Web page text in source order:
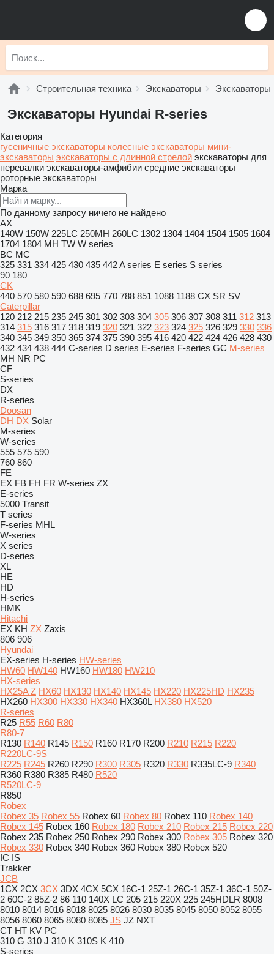
Строительная техника Экскаваторы Экскаваторы
Экскаваторы Hyundai R-series
Категория
гусеничные экскаваторы колесные экскаваторы мини-
экскаваторы экскаваторы с длинной стрелой экскаваторы для
перевалки экскаваторы-амфибии средние экскаваторы
роторные экскаваторы
Марка
По данному запросу ничего не найдено
AX
140W 150W 225LC 250MH 260LC 1302 1304 1404 1504 1505 1604
1704 1804 MH TW W series
BC MC
325 331 334 425 430 435 442A series E series S series
90 180
CK
440 570 580 590 688 695 770 788 851 1088 1188 CX SR SV
Caterpillar
120 212 215 235 245 301 302 303 304 305 306 307 308 311 312 313
314 315 316 317 318 319 320 321 322 323 324 325 326 329 330 336
340 345 349 350 365 374 375 390 395 416 420 422 424 426 428 430
432 434 438 444 C-series D series E-series F-series GC M-series
MH NR PC
CF
S-series
DX
R-series
Doosan
DH DX Solar
M-series
W-series
555 575 590
760 860
FE
EX FB FH FR W-series ZX
E-series
5000 Transit
T series
F-series MHL
W-series
X series
D-series
XL
HE
HD
H-series
HMK
Hitachi
EX KH ZX Zaxis
806 906
Hyundai
EX-series H-series HW-series
HW60 HW140 HW160 HW180 HW210
HX-series
HX25A Z HX60 HX130 HX140 HX145 HX220 HX225HD HX235
HX260 HX300 HX330 HX340 HX360L HX380 HX520
R-series
R25 R55 R60 R80
R80-7
R130 R140 R145 R150 R160 R170 R200 R210 R215 R220
R220LC-9S
R225 R245 R260 R290 R300 R305 R320 R330 R335LC-9 R340
R360 R380 R385 R480 R520
R520LC-9
R850
Robex
Robex 35 Robex 55 Robex 60 Robex 80 Robex 110 Robex 140
Robex 145 Robex 160 Robex 180 Robex 210 Robex 215 Robex 220
Robex 235 Robex 250 Robex 290 Robex 300 Robex 305 Robex 320
Robex 330 Robex 340 Robex 360 Robex 380 Robex 520
IC IS
Trakker
JCB
1CX 2CX 3CX 3DX 4CX 5CX 16C-1 25Z-1 26C-1 35Z-1 36C-1 50Z-
2 60C-2 85Z-2 86 110 140X LC 205 215 220X 225 245HDLR 8008
8010 8014 8016 8018 8025 8026 8030 8035 8045 8050 8052 8055
8056 8060 8065 8080 8085 JS JZ NXT
CT HT KV PC
310 G 310 J 310 K 310S K 410
S-series